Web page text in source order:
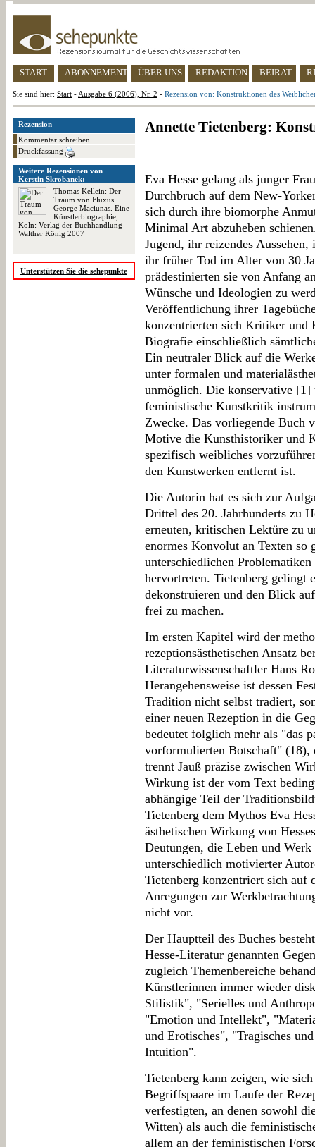
START ABONNEMENT ÜBER UNS REDAKTION BEIRAT
Sie sind hier: Start - Ausgabe 6 (2006), Nr. 2 - Rezension von: Konstruktionen des
Rezension
Kommentar schreiben
Druckfassung
Weitere Rezensionen von
Kerstin Skrobanek:
Thomas Kellein: Der
Traum von Fluxus.
George Maciunas. Eine
Künstlerbiographie,
Köln: Verlag der Buchhandlung
Walther König 2007
Unterstützen Sie die sehepunkte
Annette Tietenberg:
Eva Hesse gelang als junger
Durchbruch auf dem New-
sich durch ihre biomorphe
Minimal Art abzuheben
Jugend, ihr reizendes
ihr früher Tod im Alter von 30
prädestinierten sie von Anfang
Wünsche und Ideologien zu
Veröffentlichung ihrer
konzentrierten sich Kritiker und
Biografie einschließlich
Ein neutraler Blick auf die
unter formalen und
unmöglich. Die konservative [1]
feministische Kunstkritik
Zwecke. Das vorliegende Buch
Motive die Kunsthistoriker und
spezifisch weibliches
den Kunstwerken entfernt ist.
Die Autorin hat es sich zur
Drittel des 20. Jahrhunderts zu
erneuten, kritischen Lektüre zu
enormes Konvolut an Texten so
unterschiedlichen
hervortreten. Tietenberg gelingt
dekonstruieren und den Blick
frei zu machen.
Im ersten Kapitel wird der
rezeptionsästhetischen Ansatz
Literaturwissenschaftler Hans
Herangehensweise ist dessen
Tradition nicht selbst tradiert,
einer neuen Rezeption in die
bedeutet folglich mehr als "das
vorformulierten Botschaft" (18),
trennt Jauß präzise zwischen
Wirkung ist der vom Text
abhängige Teil der
Tietenberg dem Mythos Eva
ästhetischen Wirkung von
Deutungen, die Leben und
unterschiedlich motivierter
Tietenberg konzentriert sich auf
Anregungen zur
nicht vor.
Der Hauptteil des Buches
Hesse-Literatur genannten
zugleich Themenbereiche
Künstlerinnen immer wieder
Stilistik", "Serielles und
"Emotion und Intellekt",
und Erotisches", "Tragisches
Intuition".
Tietenberg kann zeigen, wie
Begriffspaare im Laufe der
verfestigten, an denen sowohl
Witten) als auch die
allem an der feministischen